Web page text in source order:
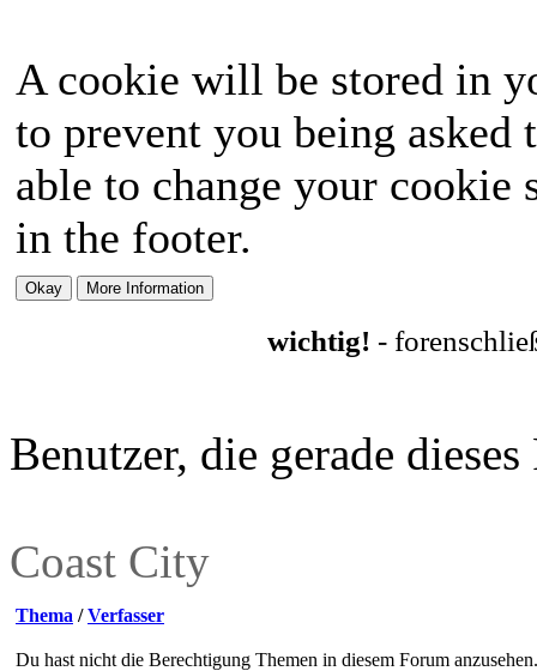
A cookie will be stored in
to prevent you being
able to change your
in the footer.
wichtig! -
Benutzer, die gerade
Coast City
Thema /Verfasser
Du hast nicht die Berechtigung Themen in diesem Forum anzusehen.